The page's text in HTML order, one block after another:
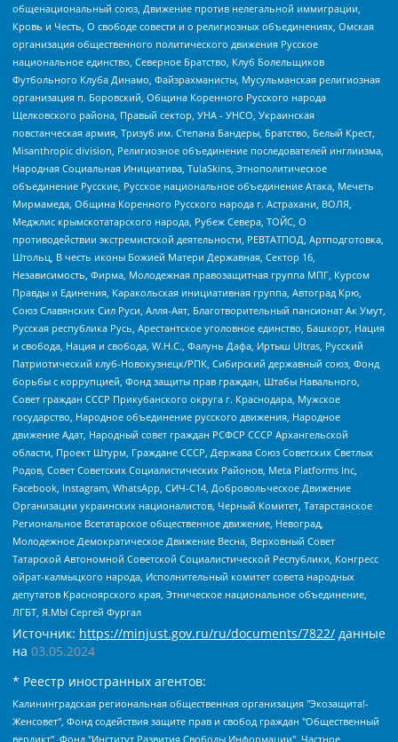
общенациональный союз, Движение против нелегальной иммиграции,
Кровь и Честь, О свободе совести и о религиозных объединениях, Омская
организация общественного политического движения Русское
национальное единство, Северное Братство, Клуб Болельщиков
Футбольного Клуба Динамо, Файзрахманисты, Мусульманская религиозная
организация п. Боровский, Община Коренного Русского народа
Щелковского района, Правый сектор, УНА - УНСО, Украинская
повстанческая армия, Тризуб им. Степана Бандеры, Братство, Белый Крест,
Misanthropic division, Религиозное объединение последователей инглиизма,
Народная Социальная Инициатива, TulaSkins, Этнополитическое
объединение Русские, Русское национальное объединение Атака, Мечеть
Мирмамеда, Община Коренного Русского народа г. Астрахани, ВОЛЯ,
Меджлис крымскотатарского народа, Рубеж Севера, ТОЙС, О
противодействии экстремистской деятельности, РЕВТАТПОД, Артподготовка,
Штольц, В честь иконы Божией Матери Державная, Сектор 16,
Независимость, Фирма, Молодежная правозащитная группа МПГ, Курсом
Правды и Единения, Каракольская инициативная группа, Автоград Крю,
Союз Славянских Сил Руси, Алля-Аят, Благотворительный пансионат Ак Умут,
Русская республика Русь, Арестантское уголовное единство, Башкорт, Нация
и свобода, Нация и свобода, W.H.С., Фалунь Дафа, Иртыш Ultras, Русский
Патриотический клуб-Новокузнецк/РПК, Сибирский державный союз, Фонд
борьбы с коррупцией, Фонд защиты прав граждан, Штабы Навального,
Совет граждан СССР Прикубанского округа г. Краснодара, Мужское
государство, Народное объединение русского движения, Народное
движение Адат, Народный совет граждан РСФСР СССР Архангельской
области, Проект Штурм, Граждане СССР, Держава Союз Советских Светлых
Родов, Совет Советских Социалистических Районов, Meta Platforms Inc,
Facebook, Instagram, WhatsApp, СИЧ-С14, Добровольческое Движение
Организации украинских националистов, Черный Комитет, Татарстанское
Региональное Всетатарское общественное движение, Невоград,
Молодежное Демократическое Движение Весна, Верховный Совет
Татарской Автономной Советской Социалистической Республики, Конгресс
ойрат-калмыцкого народа, Исполнительный комитет совета народных
депутатов Красноярского края, Этническое национальное объединение,
ЛГБТ, Я.МЫ Сергей Фургал
Источник: https://minjust.gov.ru/ru/documents/7822/ данные
на 03.05.2024
* Реестр иностранных агентов:
Калининградская региональная общественная организация "Экозащита!-Женсовет", Фонд содействия защите прав и свобод граждан "Общественный вердикт", Фонд "Институт Развития Свободы Информации", Частное учреждение "Информационное агентство МЕМО. РУ", Региональная общественная организация "Общественная комиссия по сохранению наследия академика Сахарова", Фонд поддержки свободы прессы, Санкт-Петербургская общественная правозащитная организация "Гражданский контроль", Межрегиональная общественная организация "Информационно-просветительский центр "Мемориал", Региональный Фонд "Центр Защиты Прав Средств Массовой Информации", с 05.12.2023 Фонд "Центр Защиты Прав Средств массовой информации", Региональная общественная благотворительная организация помощи беженцам и мигрантам "Гражданское содействие", Негосударственное образовательное учреждение дополнительного профессионального образования (повышение квалификации) специалистов "АКАДЕМИЯ ПО ПРАВАМ ЧЕЛОВЕКА", Свердловская региональная общественная организация "Сутяжник", Автономная некоммерческая организация "Центр независимых социологических исследований", Союз общественных объединений "Российский исследовательский центр по правам человека", Региональное общественное учреждение научно-информационный центр "МЕМОРИАЛ", Некоммерческая организация "Фонд защиты гласности", Автономная некоммерческая организация "Институт прав человека", Городская общественная организация "Екатеринбургское общество "МЕМОРИАЛ", Городская общественная организация "Рязанское историко-просветительское и правозащитное общество "Мемориал" (Рязанский Мемориал), Челябинский региональный орган общественной самодеятельности – женское общественное объединение "Женщины Евразии", Челябинский региональный орган общественной самодеятельности "Уральская правозащитная группа", Фонд содействия защите здоровья и социальной справедливости имени Андрея Рылькова, Автономная Некоммерческая Организация "Аналитический Центр Юрия Левады", Автономная некоммерческая организация социальной поддержки населения "Проект Апрель", Региональная общественная организация помощи женщинам и детям, находящимся в кризисной ситуации "Информационно-методический центр "Анна", Фонд содействия развитию массовых коммуникаций и правовому просвещению "Так-так-Так", Фонд содействия устойчивому развитию "Серебряная тайга", Свердловский региональный общественный фонд социальных проектов "Новое время", "Idel.Реалии", Кавказ.Реалии, Крым.Реалии, Телеканал Настоящее Время, Татаро-башкирская служба Радио Свобода (Azatliq Radiosi), Радио Свободная Европа/Радио Свобода (PCE/PC), "Сибирь.Реалии", "Фактограф", Благотворительный фонд помощи осужденным и их семьям, Автономная некоммерческая организация "Институт глобализации и социальных движений", Фонд "В защиту прав заключенных", Частное учреждение "Центр поддержки и содействия развитию средств массовой информации", Пензенский региональный общественный благотворительный фонд "Гражданский союз", "Север.Реалии", Некоммерческая организация Фонд "Правовая инициатива", Общество с ограниченной ответственностью "Радио Свободная Европа/Радио Свобода", Чешское информационное агентство "MEDIUM-ORIENT", Красноярская региональная общественная организация "Мы против СПИДа", Камалягин Денис Николаевич, Маркелов Сергей Евгеньевич, Пономарев Лев Александрович, Савицкая Людмила Алексеевна, Автономная некоммерческая организация "Центр по работе с проблемой насилия "НАСИЛИЮ.НЕТ", Межрегиональный профессиональный союз работников здравоохранения "Альянс врачей", Юридическое лицо, зарегистрированное в Латвийской Республике, SIA "Medusa Project" (регистрационный номер 40103797863, дата регистрации 10.06.2014), Некоммерческая организация "Фонд по борьбе с коррупцией", Автономная некоммерческая организация "Институт права и публичной политики", Баданин Роман Сергеевич, Гликин Максим Александрович, Железнова Мария Михайловна, Лукьянова Юлия Сергеевна, Маетная Елизавета Витальевна, Маняхин Петр Борисович, Чуракова Ольга Владимировна, Ярош Юлия Петровна, Юридическое лицо "The Insider SIA", зарегистрированное в Риге, Латвийская Республика (дата регистрации 26.06.2015), являющееся администратором доменного имени интернет-издания "The Insider SIA", https://theins.ru, Постернак Алексей Евгеньевич, Рубин Михаил Аркадьевич, Анин Роман Александрович, Юридическое лицо Istories fonds, зарегистрированное в Латвийской Республике (регистрационный номер 50008295751, дата регистрации 24.02.2020), Великовский Дмитрий Александрович, Долинина Ирина Николаевна, Мароховская Алеся Алексеевна, Шлейнов Роман Юрьевич, Шмагун Олеся Валентиновна, Общество с ограниченной ответственностью "Альтаир 2021", Общество с ограниченной ответственностью "Вега 2021", Общество с ограниченной ответственностью "Главный редактор 2021", Общество с ограниченной ответственностью "Ромашки монолит", Важенков Артем Валерьевич, Ивановская областная общественная организация "Центр гендерных исследований", Гурман Юрий Альбертович, Медиапроект "ОВД-Инфо", Егоров Владимир Владимирович, Жилинский Владимир Александрович, Общество с ограниченной ответственностью "ЗП", Иванова София Юрьевна, Карезина Инна Павловна, Кильтау Екатерина Викторовна, Петров Алексей Викторович, Пискунов Сергей Евгеньевич, Смирнов Сергей Сергеевич, Тихонов Михаил Сергеевич, Общество с ограниченной ответственностью "ЖУРНАЛИСТ-ИНОСТРАННЫЙ АГЕНТ", Арапова Галина Юрьевна, Вольтская Татьяна Анатольевна, Американская компания "Mason G.E.S. Anonymous Foundation" (США), являющаяся владельцем интернет-издания https://mnews.world/, Компания "Stichting Bellingcat", зарегистрированная в Нидерландах (дата регистрации 11.07.2018), Захаров Андрей Вячеславович, Клепиковская Екатерина Дмитриевна, Общество с ограниченной ответственностью "МЕМО", Перл Роман Александрович, Симонов Евгений Алексеевич, Соловьева Елена Анатольевна, Сотников Даниил Владимирович, Сурначева Елизавета Дмитриевна, Автономная некоммерческая организация по защите прав человека и информированию населения "Якутия – Наше Мнение", Общество с ограниченной ответственностью "Москоу диджитал медиа", с 26.01.2023 Общество с ограниченной ответственностью "Чайка Белые сады", Ветошкина Валерия Валерьевна, Заговора Максим Александрович, Межрегиональное общественное движение "Российская ЛГБТ - сеть", Оленичев Максим Владимирович, Павлов Иван Юрьевич, Скворцова Елена Сергеевна, Общество с ограниченной ответственностью "Как бы инагент", Кочетков Игорь Викторович, Общество с ограниченной ответственностью "Честные выборы", Еланчик Олег Александрович, Общество с ограниченной ответственностью "Нобелевский призыв", Гималова Регина Эмилевна, Григорьев Андрей Валерьевич, Григорьева Алина Александровна, Ассоциация по содействию защите прав призывников, альтернативнослужащих и военнослужащих "Правозащитная группа "Гражданин.Армия.Право", Хисамова Регина Фаритовна, Автономная некоммерческая организация по реализации социально-правовых программ "Лилит", Дальневосточное общественное движение "Маяк", Санкт-Петербургская ЛГБТ-инициативная группа "Выход", Инициативная группа ЛГБТ+ "Реверс", Алексеев Андрей Викторович, Бекбулатова Таисия Львовна, Беляев Иван Михайлович, Владыкина Елена Сергеевна, Гельман Марат Александрович, Никульшина Вероника Юрьевна, Толоконникова Надежда Андреевна, Шендерович Виктор Анатольевич, Общество с ограниченной ответственностью "Данное сообщение", Общество с ограниченной ответственностью Издательский дом "Новая глава", Айнбиндер Александра Александровна, Московский комьюнити-центр для ЛГБТ+инициатив, Благотворительный фонд развития филантропии, Deutsche Welle (Германия, Kurt-Schumacher-Strasse 3, 53113 Bonn), Борзунова Мария Михайловна, Воробьев Виктор Викторович, Голубева Анна Львовна, Константинова Алла Михайловна, Малкова Ирина Владимировна, Мурадов Мурад Абдулгалимович, Осетинская Елизавета Николаевна, Понасенков Евгений Николаевич, Ганапольский Матвей Юрьевич, Киселев Евгений Алексеевич, Борухович Ирина Григорьевна, Дремин Иван Тимофеевич, Дубровский Дмитрий Викторович, Красноярская региональная общественная организация поддержки и развития альтернативных образовательных технологий и межкультурных коммуникаций "ИНТЕРРА", Маяковская Екатерина Алексеевна, Фейгин Марк Захарович, Филимонов Андрей Викторович, Дзугкоева Регина Николаевна, Доброхотов Роман Александрович, Дудь Юрий Александрович, Елкин Сергей Владимирович, Кругликов Кирилл Игоревич, Сабунаева Мария Леонидовна, Семенов Алексей Владимирович, Шаинян Карен Багратович, Шульман Екатерина Михайловна, Асафьев Артур Валерьевич, Вахштайн Виктор Семенович, Венедиктов Алексей Алексеевич, Лушникова Екатерина Евгеньевна, Волков Леонид Михайлович, Невзоров Александр Глебович, Пархоменко Сергей Борисович, Сироткин Ярослав Николаевич, Кара-Мурза Владимир Владимирович, Баранова Наталья Владимировна, Гозман Леонид Яковлевич, Кагарлицкий Борис Юльевич, Климарев Михаил Валерьевич, Милов Владимир Станиславович, Автономная некоммерческая организация Краснодарский центр современного искусства "Типография", Моргенштерн Алишер Тагирович, Соболь Любовь Эдуардовна, Общество с ограниченной ответственностью "ЛИЗА НОРМ", Каспаров Гарри Кимович, Ходорковский Михаил Борисович, Общество с ограниченной ответственностью "Апрельские тезисы", Данилович Ирина Брониславовна, Кашин Олег Владимирович, Петров Николай Владимирович, Пивоваров Алексей Владимирович, Соколов Михаил Владимирович, Цветкова Юлия Владимировна, Чичваркин Евгений Александрович, Комитет против пыток/Команда против пыток, Общество с ограниченной ответственностью "Первый научный", Общество с ограниченной ответственностью "Вертолет и ко", Белоцерковская Вероника Борисовна, Кац Максим Евгеньевич, Лазарева Татьяна Юрьевна, Шаведдинов Руслан Табризович, Яшин Илья Валерьевич, Общество с ограниченной ответственностью "Иноагент ААВ", Алешковский Дмитрий Петрович, Альбац Евгения Марковна, Быков Дмитрий Львович, Галямина Юлия Евгеньевна, Лойко Сергей Леонидович, Мартынов Кирилл Константинович, Медведев Сергей Александрович, Крашенинников Федор Геннадиевич, Гордеева Катерина Вл